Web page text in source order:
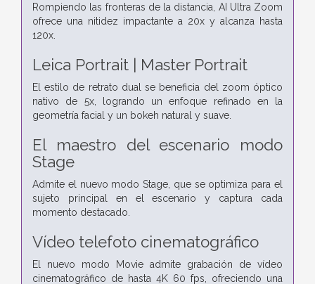
Rompiendo las fronteras de la distancia, AI Ultra Zoom
ofrece una nitidez impactante a 20x y alcanza hasta
120x.
Leica Portrait | Master Portrait
El estilo de retrato dual se beneficia del zoom óptico
nativo de 5x, logrando un enfoque refinado en la
geometría facial y un bokeh natural y suave.
El maestro del escenario modo
Stage
Admite el nuevo modo Stage, que se optimiza para el
sujeto principal en el escenario y captura cada
momento destacado.
Vídeo telefoto cinematográfico
El nuevo modo Movie admite grabación de vídeo
cinematográfico de hasta 4K 60 fps, ofreciendo una